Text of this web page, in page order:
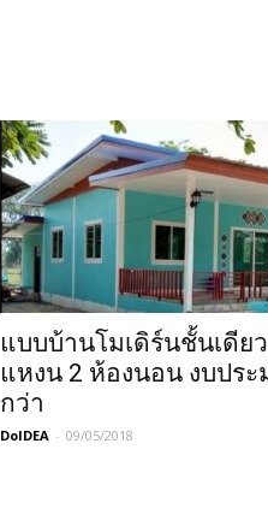
แบบบ้านโมเดิร์นชั้นเดีย
แหงน 2 ห้องนอน งบปร
กว่า
DoIDEA - 09/05/2018